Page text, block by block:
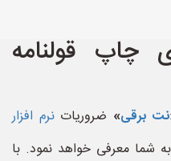
چاپ قولنامه
نت برقی» ضروریاتنرم افزار
شما معرفی خواهد نمود. با